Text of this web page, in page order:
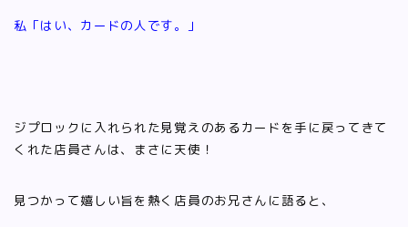
私「はい、カードの人です。」
ジプロックに入れられた見覚えのあるカードを手に戻ってきて
くれた店員さんは、まさに天使！
見つかって嬉しい旨を熱く店員のお兄さんに語ると、